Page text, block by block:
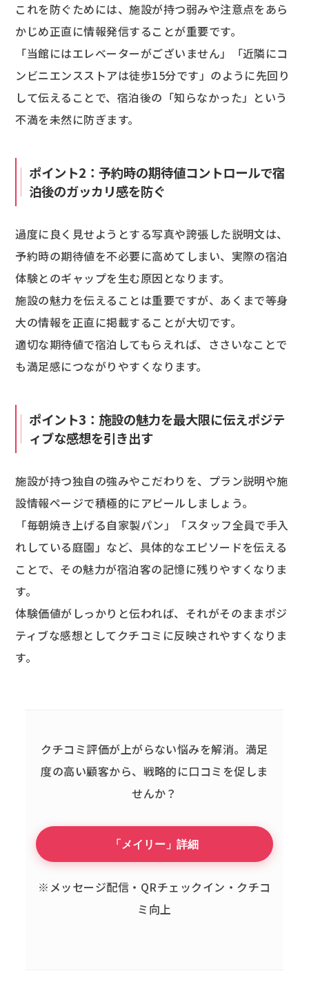
これを防ぐためには、施設が持つ弱みや注意点をあら
かじめ正直に情報発信することが重要です。
「当館にはエレベーターがございません」「近隣にコ
ンビニエンスストアは徒歩15分です」のように先回り
して伝えることで、宿泊後の「知らなかった」という
不満を未然に防ぎます。
ポイント2：予約時の期待値コントロールで宿
泊後のガッカリ感を防ぐ
過度に良く見せようとする写真や誇張した説明文は、
予約時の期待値を不必要に高めてしまい、実際の宿泊
体験とのギャップを生む原因となります。
施設の魅力を伝えることは重要ですが、あくまで等身
大の情報を正直に掲載することが大切です。
適切な期待値で宿泊してもらえれば、ささいなことで
も満足感につながりやすくなります。
ポイント3：施設の魅力を最大限に伝えポジテ
ィブな感想を引き出す
施設が持つ独自の強みやこだわりを、プラン説明や施
設情報ページで積極的にアピールしましょう。
「毎朝焼き上げる自家製パン」「スタッフ全員で手入
れしている庭園」など、具体的なエピソードを伝える
ことで、その魅力が宿泊客の記憶に残りやすくなりま
す。
体験価値がしっかりと伝われば、それがそのままポジ
ティブな感想としてクチコミに反映されやすくなりま
す。
クチコミ評価が上がらない悩みを解消。 満足
度の高い顧客から、戦略的に口コミを促しま
せんか？
「メイリー」詳細
※メッセージ配信・QRチェックイン・クチコ
ミ向上